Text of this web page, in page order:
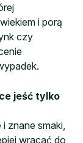
i porą
czy
jeść tylko
znane smaki,
wracać do